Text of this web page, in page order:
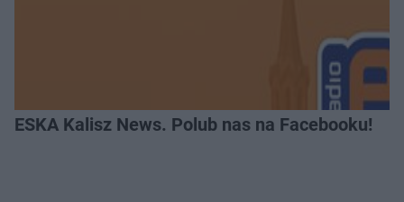
ESKA Kalisz News. Polub nas na Facebooku!